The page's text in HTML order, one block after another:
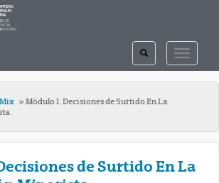
TOGGLE
TOGGLE
SEARCH
Módulo I. Decisiones de Surtido En La
de Surtido En La